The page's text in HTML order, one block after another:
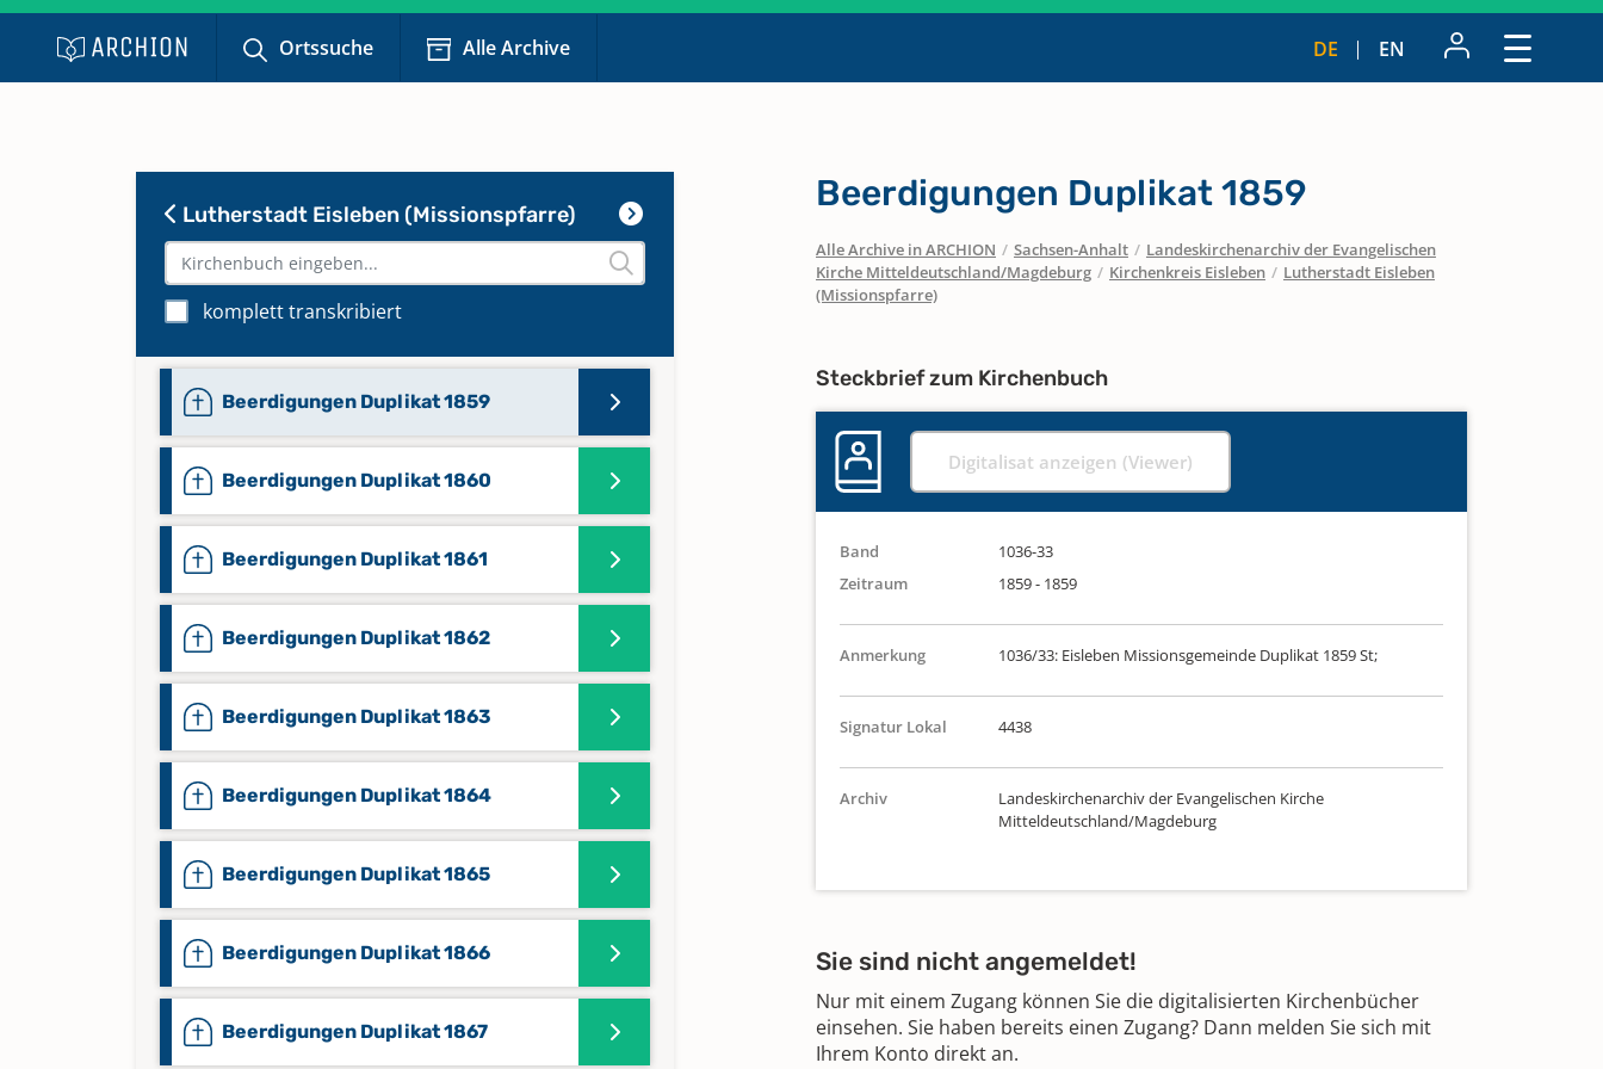
Ortssuche Alle Archive DE EN
Lutherstadt Eisleben (Missionspfarre)
komplett transkribiert
Beerdigungen Duplikat 1859
Beerdigungen Duplikat 1860
Beerdigungen Duplikat 1861
Beerdigungen Duplikat 1862
Beerdigungen Duplikat 1863
Beerdigungen Duplikat 1864
Beerdigungen Duplikat 1865
Beerdigungen Duplikat 1866
Beerdigungen Duplikat 1867
Beerdigungen Duplikat 1859
Alle Archive in ARCHION / Sachsen-Anhalt / Landeskirchenarchiv der Evangelischen
Kirche Mitteldeutschland/Magdeburg / Kirchenkreis Eisleben / Lutherstadt Eisleben
(Missionspfarre)
Steckbrief zum Kirchenbuch
Digitalisat anzeigen (Viewer)
Band
1036-33
Zeitraum
1859 - 1859
Anmerkung 1036/33: Eisleben Missionsgemeinde Duplikat 1859 St;
Signatur Lokal 4438
Archiv
Landeskirchenarchiv der Evangelischen Kirche
Mitteldeutschland/Magdeburg
Sie sind nicht angemeldet!
Nur mit einem Zugang können Sie die digitalisierten Kirchenbücher
einsehen. Sie haben bereits einen Zugang? Dann melden Sie sich mit
Ihrem Konto direkt an.